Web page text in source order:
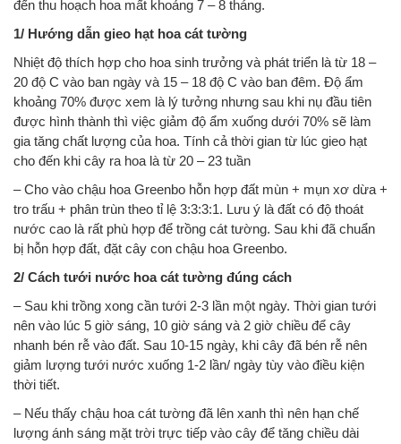
đến thu hoạch hoa mất khoảng 7 – 8 tháng.
1/ Hướng dẫn gieo hạt hoa cát tường
Nhiệt độ thích hợp cho hoa sinh trưởng và phát triển là từ 18 –
20 độ C vào ban ngày và 15 – 18 độ C vào ban đêm. Độ ẩm
khoảng 70% được xem là lý tưởng nhưng sau khi nụ đầu tiên
được hình thành thì việc giảm độ ẩm xuống dưới 70% sẽ làm
gia tăng chất lượng của hoa. Tính cả thời gian từ lúc gieo hạt
cho đến khi cây ra hoa là từ 20 – 23 tuần
– Cho vào chậu hoa Greenbo hỗn hợp đất mùn + mụn xơ dừa +
tro trấu + phân trùn theo tỉ lệ 3:3:3:1. Lưu ý là đất có độ thoát
nước cao là rất phù hợp để trồng cát tường. Sau khi đã chuẩn
bị hỗn hợp đất, đặt cây con chậu hoa Greenbo.
2/ Cách tưới nước hoa cát tường đúng cách
– Sau khi trồng xong cần tưới 2-3 lần một ngày. Thời gian tưới
nên vào lúc 5 giờ sáng, 10 giờ sáng và 2 giờ chiều để cây
nhanh bén rễ vào đất. Sau 10-15 ngày, khi cây đã bén rễ nên
giảm lượng tưới nước xuống 1-2 lần/ ngày tùy vào điều kiện
thời tiết.
– Nếu thấy chậu hoa cát tường đã lên xanh thì nên hạn chế
lượng ánh sáng mặt trời trực tiếp vào cây để tăng chiều dài